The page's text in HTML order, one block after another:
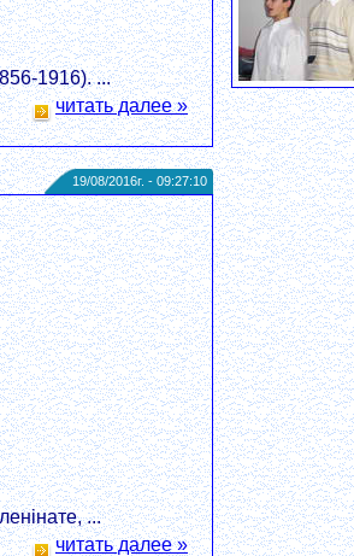
1916). ...
читать далее »
19/08/2016г. - 09:27:10
...
читать далее »